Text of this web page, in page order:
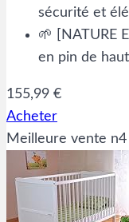
sécurité et
🌱 [NATURE
en pin de
155,99 €
Acheter
Meilleure vente n4